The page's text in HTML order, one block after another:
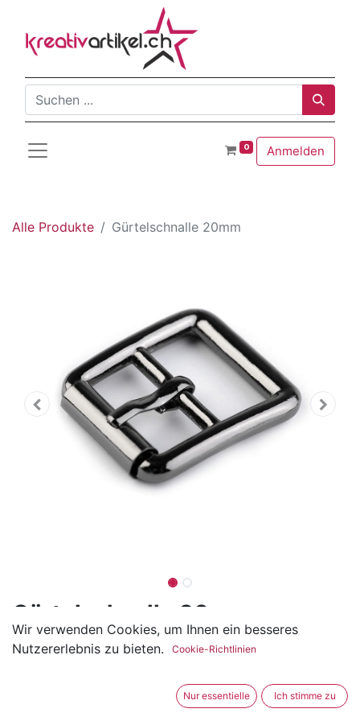
0 Anmelden
Alle Produkte Gürtelschnalle 20mm
Gürtelschnalle 20mm
(1 Rezension)
Gurtbänder oder andere Laschen wie z.B eine
Wir verwenden Cookies, um Ihnen ein besseres
Nutzererlebnis zu bieten.
Cookie-Richtlinien
Nur essentielle Ich stimme zu